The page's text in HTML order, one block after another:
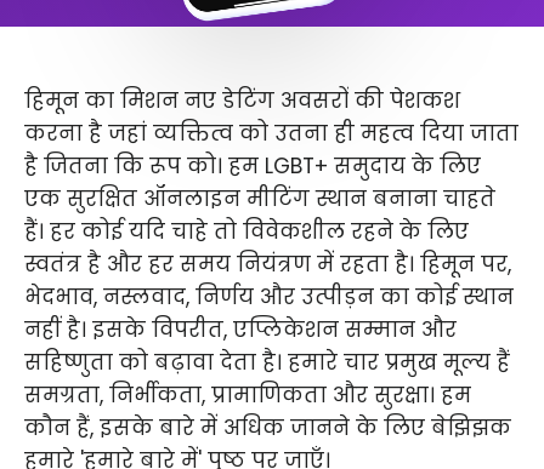
हिमून का मिशन नए डेटिंग अवसरों की पेशकश
करना है जहां व्यक्तित्व को उतना ही महत्व दिया जाता
है जितना कि रूप को। हम LGBT+ समुदाय के लिए
एक सुरक्षित ऑनलाइन मीटिंग स्थान बनाना चाहते
हैं। हर कोई यदि चाहे तो विवेकशील रहने के लिए
स्वतंत्र है और हर समय नियंत्रण में रहता है। हिमून पर,
भेदभाव, नस्लवाद, निर्णय और उत्पीड़न का कोई स्थान
नहीं है। इसके विपरीत, एप्लिकेशन सम्मान और
सहिष्णुता को बढ़ावा देता है। हमारे चार प्रमुख मूल्य हैं
समग्रता, निर्भीकता, प्रामाणिकता और सुरक्षा। हम
कौन हैं, इसके बारे में अधिक जानने के लिए बेझिझक
हमारे 'हमारे बारे में' पृष्ठ पर जाएँ।